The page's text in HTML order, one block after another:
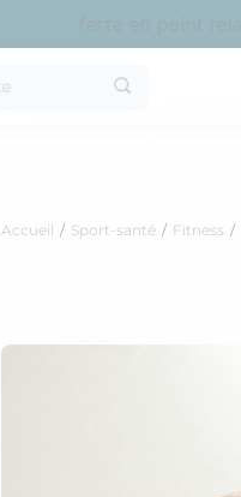
Accueil Sport-santé Fitness